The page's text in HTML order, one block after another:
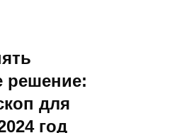
решение:
для
год